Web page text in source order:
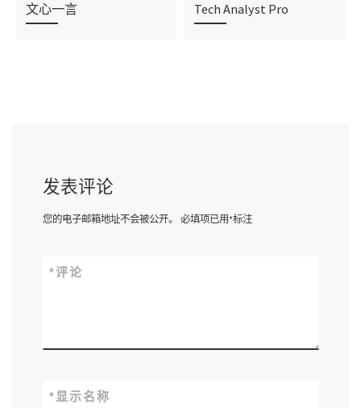
文心一言 Tech Analyst Pro
发表评论
您的电子邮箱地址不会被公开。 必填项已用*标注
评论
*
显示名称
*